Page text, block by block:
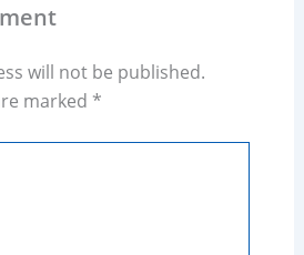
will not be published.
marked *